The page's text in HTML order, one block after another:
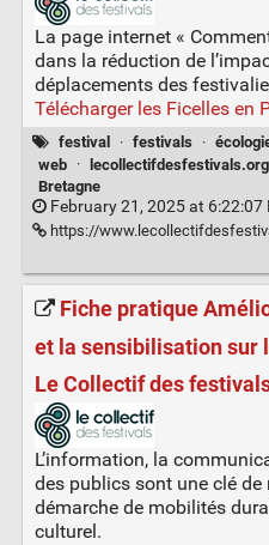
La page internet «
dans la réduction de
déplacements des
Télécharger les Ficelles en
festival · festivals ·
web
· lecollectifdesfestivals.org
Bretagne
February 21, 2025 at 6:22:07
https://www.lecollectifdesfestivals.org/collectif/2025/02/
Fiche pratique
et la sensibilisation sur
Le Collectif des
L’information, la
des publics sont une clé de
démarche de mobilités
culturel.